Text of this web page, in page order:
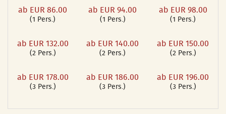
ab EUR 86.00
(1 Pers.)
ab EUR 132.00
(2 Pers.)
ab EUR 178.00
(3 Pers.)
ab EUR 94.00
(1 Pers.)
ab EUR 140.00
(2 Pers.)
ab EUR 186.00
(3 Pers.)
ab EUR 98.00
(1 Pers.)
ab EUR 150.00
(2 Pers.)
ab EUR 196.00
(3 Pers.)